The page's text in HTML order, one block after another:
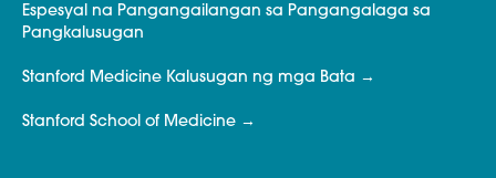
Espesyal na Pangangailangan sa Pangangalaga sa
Pangkalusugan
Stanford Medicine Kalusugan ng mga Bata
Stanford School of Medicine